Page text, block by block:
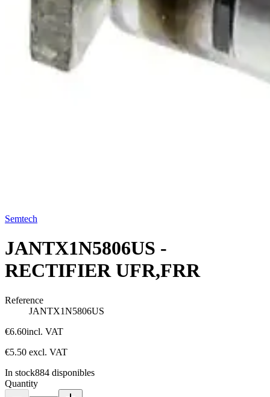
Semtech
JANTX1N5806US -
RECTIFIER UFR,FRR
Reference
JANTX1N5806US
€6.60incl. VAT
€5.50 excl. VAT
In stock884 disponibles
Quantity